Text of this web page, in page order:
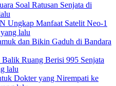
Soal Ratusan Senjata di
Ungkap Manfaat Satelit Neo-1
lalu
dan Bikin Gaduh di Bandara
Ruang Berisi 995 Senjata
lalu
Dokter yang Nirempati ke